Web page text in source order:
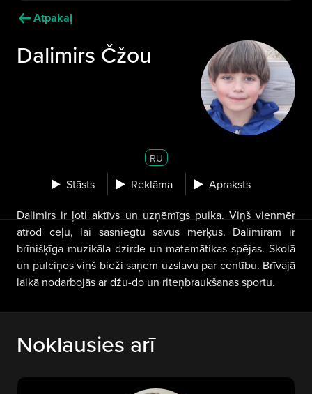
Atpakaļ
Dalimirs Čžou
RU
Stāsts Reklāma Apraksts
Dalimirs ir ļoti aktīvs un uzņēmīgs puika. Viņš vienmēr
atrod ceļu, lai sasniegtu savus mērķus. Dalimiram ir
brīnišķīga muzikāla dzirde un matemātikas spējas. Skolā
un pulciņos viņš bieži saņem uzslavu par centību. Brīvajā
laikā nodarbojās ar džu-do un riteņbraukšanas sportu.
Noklausies arī